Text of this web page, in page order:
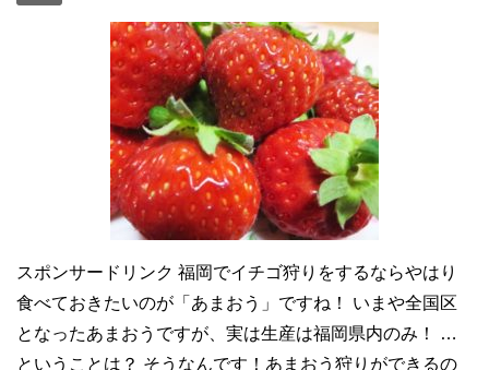
スポンサードリンク 福岡でイチゴ狩りをするならやはり
食べておきたいのが「あまおう」ですね！ いまや全国区
となったあまおうですが、実は生産は福岡県内のみ！ …
ということは？ そうなんです！あまおう狩りができるの